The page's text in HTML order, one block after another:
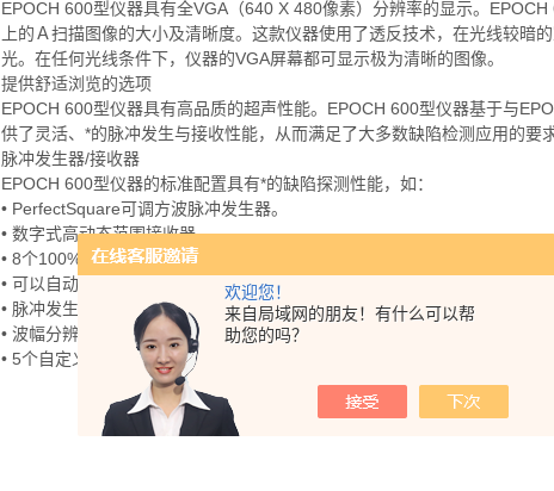
欢迎您！
来自局域网的朋友！有什么可以帮
助您的吗？
EPOCH 600型仪器具有全VGA（640 X 480像素）分辨率的显示。
上的Ａ扫描图像的大小及清晰度。这款仪器使用了透反技术，在光线较暗
光。在任何光线条件下，仪器的VGA屏幕都可显示极为清晰的图像。
提供舒适浏览的选项
EPOCH 600型仪器具有高品质的超声性能。EPOCH 600型仪器基于与
供了灵活、*的脉冲发生与接收性能，从而满足了大多数缺陷检测应用的要
脉冲发生器/接收器
EPOCH 600型仪器的标准配置具有*的缺陷探测性能，如：
• PerfectSquare可调方波脉冲发生器。
• 数字式高动态范围接收器。
• 8个100%数字式滤波器设置。
• 可以自动或手动方式在10 Hz～2000 Hz范围内调节PRF。
• 脉冲发生器电压范围为100 V～400 V。
• 波幅分辨率为±0.25%。
• 5个自定义的数字式测量。